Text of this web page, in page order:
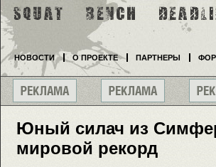
Юный силач из
мировой рекорд
НОВОСТИ О ПРОЕКТЕ ПАРТНЕРЫ